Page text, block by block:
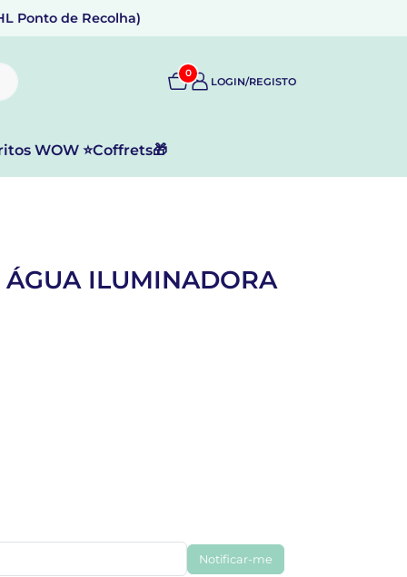
Ponto de Recolha)
0
LOGIN/REGISTO
WOW ⭐Coffrets🎁
ÁGUA ILUMINADORA
Notificar-me